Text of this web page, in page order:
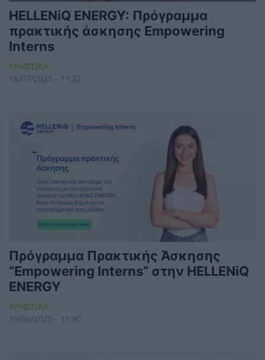
HELLENiQ ENERGY: Πρόγραμμα
πρακτικής άσκησης Empowering
Interns
ΧΡΗΣΤΙΚΑ
18/07/2025 - 11:32
Πρόγραμμα Πρακτικής Άσκησης
“Empowering Interns” στην HELLENiQ
ENERGY
ΧΡΗΣΤΙΚΑ
19/06/2025 - 11:30